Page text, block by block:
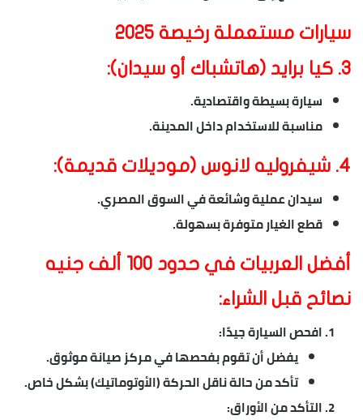
سيارات مستعملة رخيصة 2025
3. كيا برايد (هاتشباك أو سيدان):
سيارة بسيطة واقتصادية.
مناسبة للاستخدام داخل المدينة.
4. شيفروليه لانوس (موديلات قديمة):
سيدان عملية وشائعة في السوق المصري.
قطع الغيار متوفرة بسهولة.
أفضل العربيات في حدود 100 ألف جنيه
نصائح قبل الشراء:
افحص السيارة جيدًا:
يفضل أن تقوم بفحصها في مركز صيانة موثوق.
تأكد من حالة ناقل الحركة (الأوتوماتيك) بشكل خاص.
التأكد من الأوراق: